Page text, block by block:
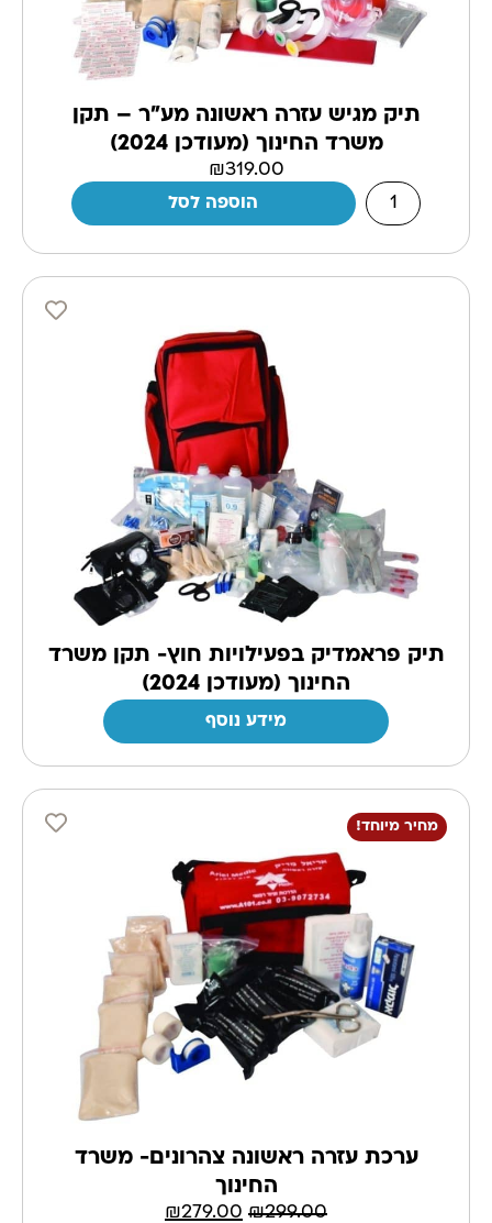
תיק מגיש עזרה ראשונה מע"ר – תקן
משרד החינוך (מעודכן 2024)
₪319.00
הוספה לסל
תיק פראמדיק בפעילויות חוץ- תקן משרד
החינוך (מעודכן 2024)
מידע נוסף
מחיר מיוחד!
ערכת עזרה ראשונה צהרונים- משרד
החינוך
₪299.00
₪279.00